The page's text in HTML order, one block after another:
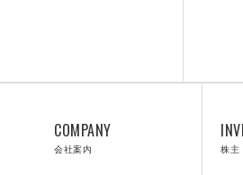
COMPANY
会社案内 株主